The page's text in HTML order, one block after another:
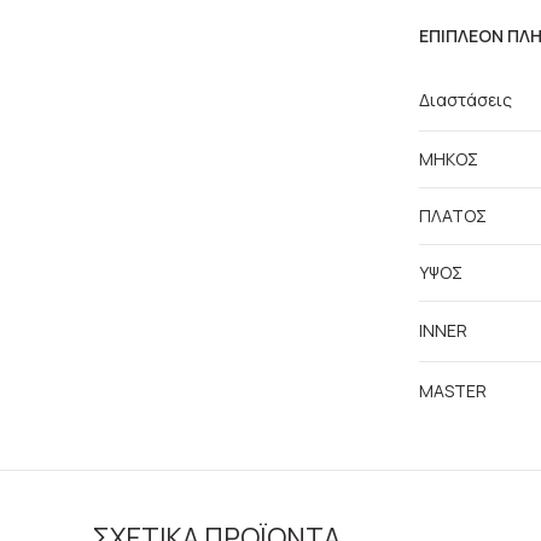
ΕΠΙΠΛΈΟΝ
Διαστάσεις
ΜΗΚΟΣ
ΠΛΑΤΟΣ
ΥΨΟΣ
INNER
MASTER